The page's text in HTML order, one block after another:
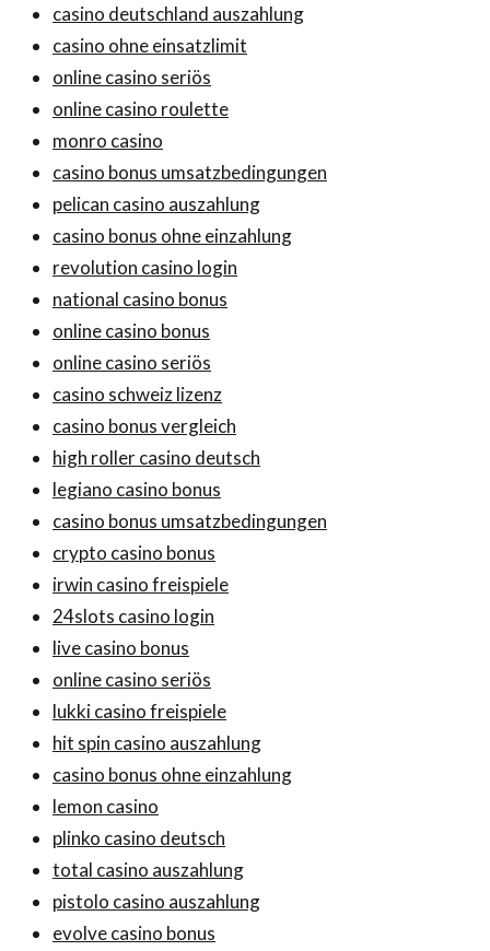
casino deutschland auszahlung
casino ohne einsatzlimit
online casino seriös
online casino roulette
monro casino
casino bonus umsatzbedingungen
pelican casino auszahlung
casino bonus ohne einzahlung
revolution casino login
national casino bonus
online casino bonus
online casino seriös
casino schweiz lizenz
casino bonus vergleich
high roller casino deutsch
legiano casino bonus
casino bonus umsatzbedingungen
crypto casino bonus
irwin casino freispiele
24slots casino login
live casino bonus
online casino seriös
lukki casino freispiele
hit spin casino auszahlung
casino bonus ohne einzahlung
lemon casino
plinko casino deutsch
total casino auszahlung
pistolo casino auszahlung
evolve casino bonus